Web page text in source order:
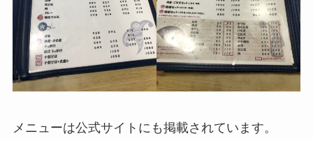
メニューは公式サイトにも掲載されています。